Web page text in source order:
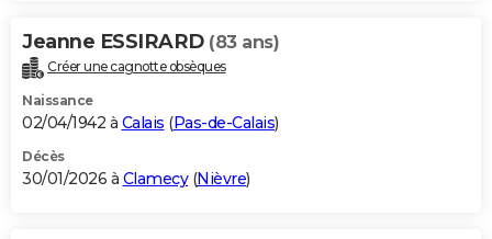
Jeanne ESSIRARD (83 ans)
Créer une cagnotte obsèques
Naissance
02/04/1942 à Calais (Pas-de-Calais)
Décès
30/01/2026 à Clamecy(Nièvre)